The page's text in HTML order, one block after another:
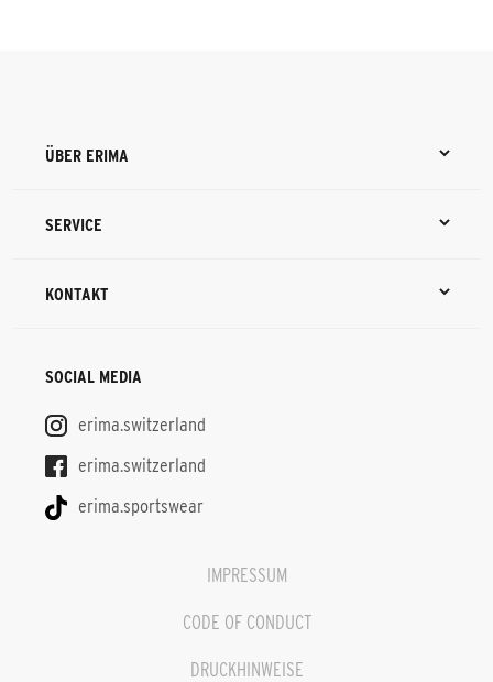
ÜBER ERIMA
SERVICE
KONTAKT
SOCIAL MEDIA
erima.switzerland
erima.switzerland
erima.sportswear
IMPRESSUM
CODE OF CONDUCT
DRUCKHINWEISE